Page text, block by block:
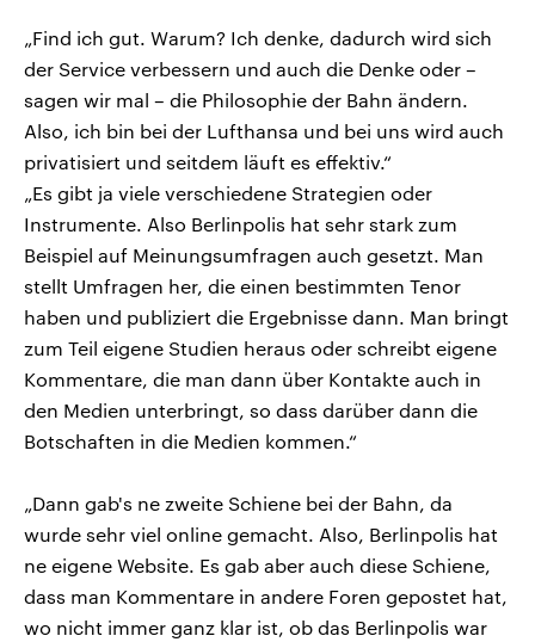
„Find ich gut. Warum? Ich denke, dadurch wird sich
der Service verbessern und auch die Denke oder –
sagen wir mal – die Philosophie der Bahn ändern.
Also, ich bin bei der Lufthansa und bei uns wird auch
privatisiert und seitdem läuft es effektiv.“
„Es gibt ja viele verschiedene Strategien oder
Instrumente. Also Berlinpolis hat sehr stark zum
Beispiel auf Meinungsumfragen auch gesetzt. Man
stellt Umfragen her, die einen bestimmten Tenor
haben und publiziert die Ergebnisse dann. Man bringt
zum Teil eigene Studien heraus oder schreibt eigene
Kommentare, die man dann über Kontakte auch in
den Medien unterbringt, so dass darüber dann die
Botschaften in die Medien kommen.“
„Dann gab's ne zweite Schiene bei der Bahn, da
wurde sehr viel online gemacht. Also, Berlinpolis hat
ne eigene Website. Es gab aber auch diese Schiene,
dass man Kommentare in andere Foren gepostet hat,
wo nicht immer ganz klar ist, ob das Berlinpolis war